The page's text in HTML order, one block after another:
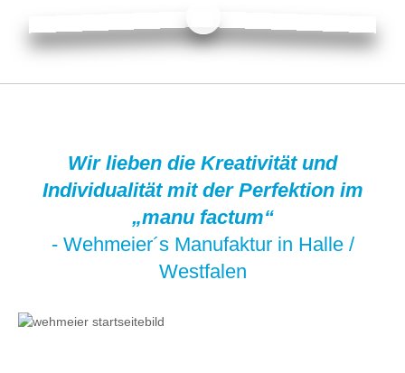
Wir lieben die Kreativität und
Individualität mit der Perfektion im
„manu factum“
- Wehmeier´s Manufaktur in Halle /
Westfalen